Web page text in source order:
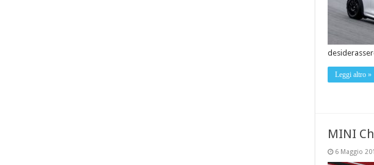
Leggi altro »
MINI
6 Maggio